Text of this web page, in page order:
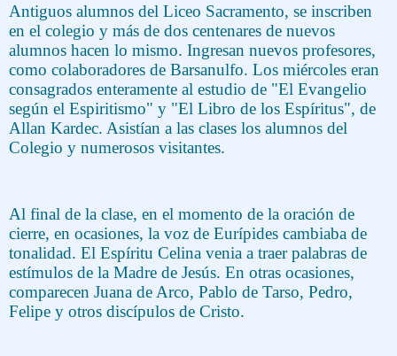
Antiguos alumnos del Liceo Sacramento, se inscriben
en el colegio y más de dos centenares de nuevos
alumnos hacen lo mismo. Ingresan nuevos profesores,
como colaboradores de Barsanulfo. Los miércoles eran
consagrados enteramente al estudio de "El Evangelio
según el Espiritismo" y "El Libro de los Espíritus", de
Allan Kardec. Asistían a las clases los alumnos del
Colegio y numerosos visitantes.
Al final de la clase, en el momento de la oración de
cierre, en ocasiones, la voz de Eurípides cambiaba de
tonalidad. El Espíritu Celina venia a traer palabras de
estímulos de la Madre de Jesús. En otras ocasiones,
comparecen Juana de Arco, Pablo de Tarso, Pedro,
Felipe y otros discípulos de Cristo.